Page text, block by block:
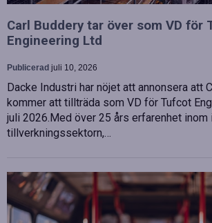
Carl Buddery tar över som VD för
Engineering Ltd
Publicerad juli 10, 2026
Dacke Industri har nöjet att annonsera att
kommer att tillträda som VD för Tufcot
juli 2026.Med över 25 års erfarenhet inom
tillverkningssektorn,…